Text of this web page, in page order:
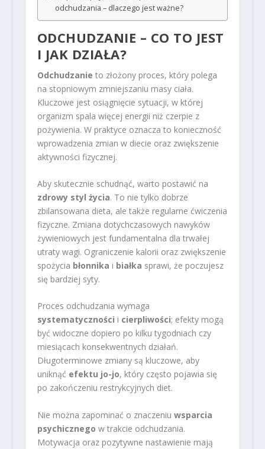
odchudzania – dlaczego jest ważne?
ODCHUDZANIE – CO TO JEST
I JAK DZIAŁA?
Odchudzanie to złożony proces, który polega
na stopniowym zmniejszaniu masy ciała.
Kluczowe jest osiągnięcie sytuacji, w której
organizm spala więcej energii niż czerpie z
pożywienia. W praktyce oznacza to konieczność
wprowadzenia zmian w diecie oraz zwiększenie
aktywności fizycznej.
Aby skutecznie schudnąć, warto postawić na
zdrowy styl życia. To nie tylko dobrze
zbilansowana dieta, ale także regularne ćwiczenia
fizyczne. Zmiana dotychczasowych nawyków
żywieniowych jest fundamentalna dla trwałej
utraty wagi. Ograniczenie kalorii oraz zwiększenie
spożycia błonnika i białka sprawi, że poczujesz
się bardziej syty.
Proces odchudzania wymaga
systematyczności i cierpliwości; efekty mogą
być widoczne dopiero po kilku tygodniach czy
miesiącach konsekwentnych działań.
Długoterminowe zmiany są kluczowe, aby
uniknąć efektu jo-jo, który często pojawia się
po zakończeniu restrykcyjnych diet.
Nie można zapominać o znaczeniu wsparcia
psychicznego w trakcie odchudzania.
Motywacja oraz pozytywne nastawienie mają